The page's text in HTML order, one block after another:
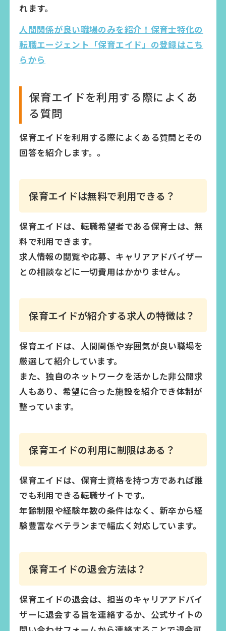
れます。
人間関係が良い職場のみを紹介！保育士特化の
転職エージェント「保育エイド」の登録はこち
らから
保育エイドを利用する際によくあ
る質問
保育エイドを利用する際によくある質問とその
回答を紹介します。。
保育エイドは無料で利用できる？
保育エイドは、転職希望者である保育士は、無
料で利用できます。
求人情報の閲覧や応募、キャリアアドバイザー
との相談などに一切費用はかかりません。
保育エイドが紹介する求人の特徴は？
保育エイドは、人間関係や雰囲気が良い職場を
厳選して紹介しています。
また、独自のネットワークを活かした非公開求
人もあり、希望に合った施設を紹介でき体制が
整っています。
保育エイドの利用に制限はある？
保育エイドは、保育士資格を持つ方であれば誰
でも利用できる転職サイトです。
年齢制限や経験年数の条件はなく、新卒から経
験豊富なベテランまで幅広く対応しています。
保育エイドの退会方法は？
保育エイドの退会は、担当のキャリアアドバイ
ザーに退会する旨を連絡するか、公式サイトの